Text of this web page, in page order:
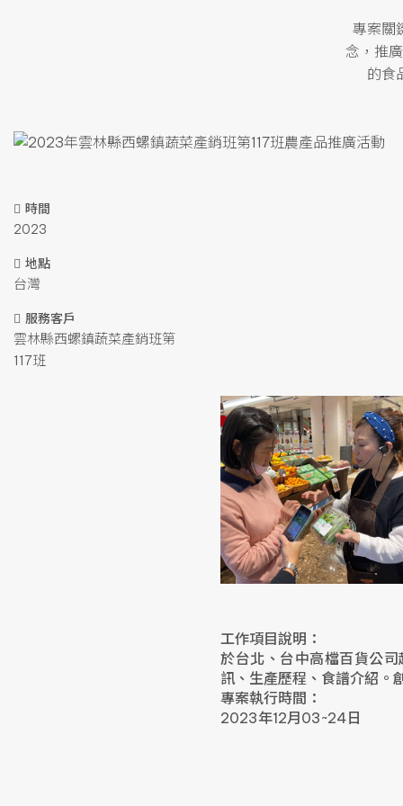
專案關
念，推
的食
時間
2023
地點
台灣
服務客戶
雲林縣西螺鎮蔬菜產銷班第
117班
工作項目說明：
於台北、台中高檔百貨公
訊、生產歷程、食譜介紹。
專案執行時間：
2023年12月03~24日